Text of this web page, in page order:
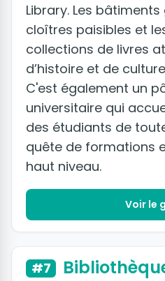
Library. Les
cloîtres paisibles et
collections de livres
d’histoire et de
C'est également un
universitaire qui
des étudiants de
quête de formations
haut niveau.
Voir le
#7